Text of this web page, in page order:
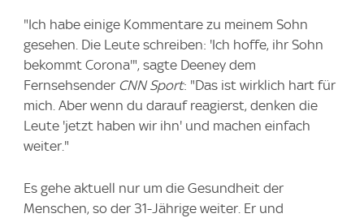
"Ich habe einige Kommentare zu meinem Sohn
gesehen. Die Leute schreiben: 'Ich hoffe, ihr Sohn
bekommt Corona'", sagte Deeney dem
Fernsehsender CNN Sport: "Das ist wirklich hart für
mich. Aber wenn du darauf reagierst, denken die
Leute 'jetzt haben wir ihn' und machen einfach
weiter."
Es gehe aktuell nur um die Gesundheit der
Menschen, so der 31-Jährige weiter. Er und